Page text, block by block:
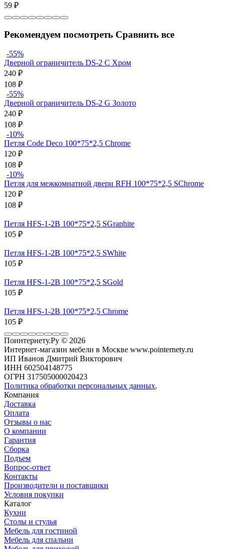
59 ₽
Рекомендуем посмотреть Сравнить все
-55%
Дверной ограничитель DS-2 C Хром
240 ₽
108 ₽
-55%
Дверной ограничитель DS-2 G Золото
240 ₽
108 ₽
-10%
Петля Code Deco 100*75*2,5 Chrome
120 ₽
108 ₽
-10%
Петля для межкомнатной двери RFH 100*75*2,5 SChrome
120 ₽
108 ₽
Петля HFS-1-2B 100*75*2,5 SGraphite
105 ₽
Петля HFS-1-2B 100*75*2,5 SWhite
105 ₽
Петля HFS-1-2B 100*75*2,5 SGold
105 ₽
Петля HFS-1-2B 100*75*2,5 Chrome
105 ₽
Поинтернету.Ру © 2026
Интернет-магазин мебели в Москве www.pointernety.ru
ИП Иванов Дмитрий Викторович
ИНН 602504148775
ОГРН 317505000020423
Политика обработки персональных данных.
Компания
Доставка
Оплата
Отзывы о нас
О компании
Гарантия
Сборка
Подъем
Вопрос-ответ
Контакты
Производители и поставщики
Условия покупки
Каталог
Кухни
Столы и стулья
Мебель для гостиной
Мебель для спальни